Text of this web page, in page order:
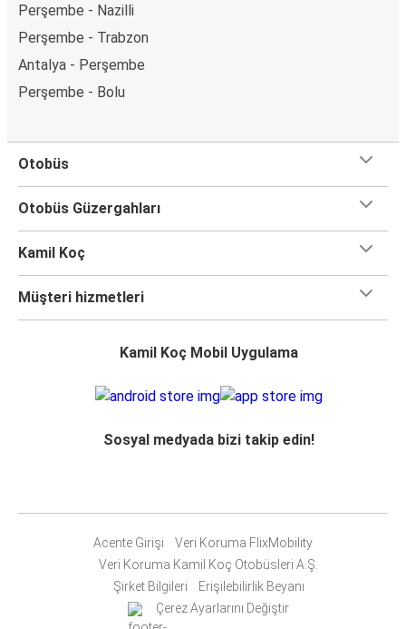
Perşembe - Nazilli
Perşembe - Trabzon
Antalya - Perşembe
Perşembe - Bolu
Otobüs
Otobüs Güzergahları
Kamil Koç
Müşteri hizmetleri
Kamil Koç Mobil Uygulama
Sosyal medyada bizi takip edin!
Acente Girişi
Veri Koruma FlixMobility
Veri Koruma Kamil Koç Otobüsleri A.Ş.
Şirket Bilgileri
Erişilebilirlik Beyanı
Çerez Ayarlarını Değiştir